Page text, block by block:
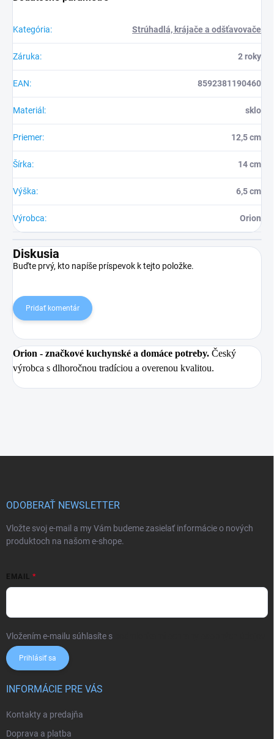
Kategória: Strúhadlá, krájače a odšťavovače
Záruka: 2 roky
EAN: 8592381190460
Materiál : sklo
Priemer: 12,5 cm
Šírka: 14 cm
Výška: 6,5 cm
Výrobca: Orion
Diskusia
Buďte prvý, kto napíše príspevok k tejto položke.
Pridať komentár
Orion - značkové kuchynské a domáce potreby. Český
výrobca s dlhoročnou tradíciou a overenou kvalitou.
ODOBERAŤ NEWSLETTER
Vložte svoj e-mail a my Vám budeme zasielať informácie o nových
produktoch na našom e-shope.
EMAIL
Vložením e-mailu súhlasíte s
Prihlásiť sa
INFORMÁCIE PRE VÁS
Kontakty a predajňa
Doprava a platba